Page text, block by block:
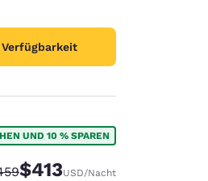
UND 10 % SPAREN
Preis:
Vergünstigter Preis:
$413USD/Nacht